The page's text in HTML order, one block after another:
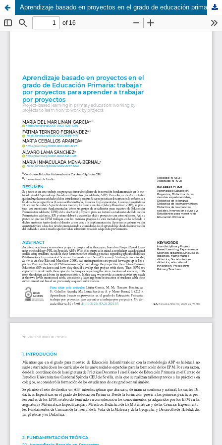
Aprendizaje basado en proyectos en el grado de educación primaria: trabajar por proyectos para aprender a trabajar por proyectos